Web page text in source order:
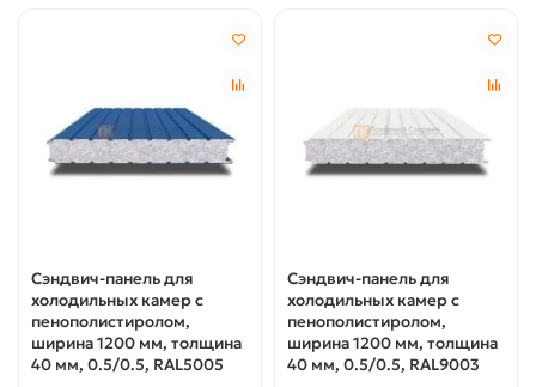
Сэндвич-панель для
холодильных камер с
пенополистиролом,
ширина 1200 мм, толщина
40 мм, 0.5/0.5, RAL5005
Сэндвич-панель для
холодильных камер с
пенополистиролом,
ширина 1200 мм, толщина
40 мм, 0.5/0.5, RAL9003